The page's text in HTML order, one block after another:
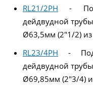
RL21/2PH -
дейдвудной
Ø63,5мм (2"1/2)
RL23/4PH -
дейдвудной
Ø69,85мм (2"3/4)